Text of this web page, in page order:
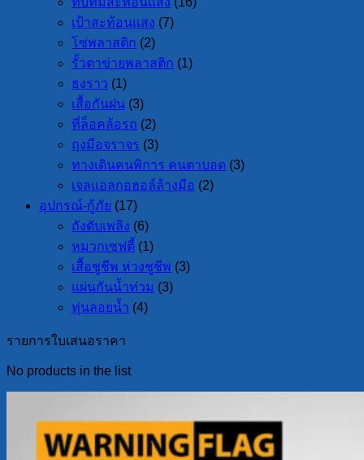
เป้าสะท้อนแสง (7)
โซ่พลาสติก (2)
รั้วตาข่ายพลาสติก (1)
ธงราว (1)
เสื้อกันฝน (3)
ที่ล็อคล้อรถ (2)
ถุงมือจราจร (3)
ทางเดินคนพิการ คนตาบอด (3)
เจลแอลกอฮอล์ล้างมือ (2)
อุปกรณ์-กู้ภัย (17)
ถังดับเพลิง (6)
หมวกเซฟตี้ (1)
เสื้อชูชีพ ห่วงชูชีพ (3)
แผ่นกันน้ำท่วม (3)
ทุ่นลอยน้ำ (4)
รายการใบเสนอราคา
No products in the list